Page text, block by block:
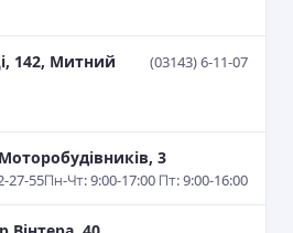
142, Митний
(03143) 6-11-07
3
27-55Пн-Чт: 9:00-17:00 Пт: 9:00-16:00